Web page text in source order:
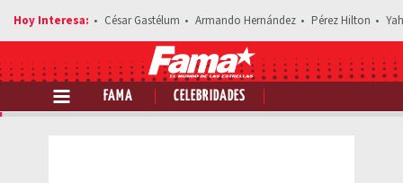
César Gastélum Armando Hernández Pérez Hilton
FAMA CELEBRIDADES
Comparte esta noticia